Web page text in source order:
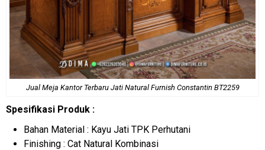
Jual Meja Kantor TerbaruJati Natural Furnish Constantin BT2259
Spesifikasi Produk :
Bahan Material : Kayu Jati TPK Perhutani
Finishing : Cat Natural Kombinasi